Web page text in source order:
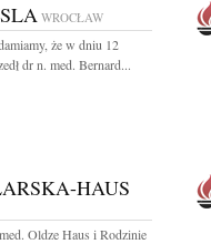
WROCŁAW
że w dniu 12
dr n. med. Bernard...
HAUS
Oldze Haus i Rodzinie